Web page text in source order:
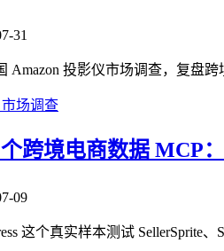
31
Amazon 投影仪市场调查，复盘
市场调查
跨境电商数据 MCP
09
这个真实样本测试 SellerSprite